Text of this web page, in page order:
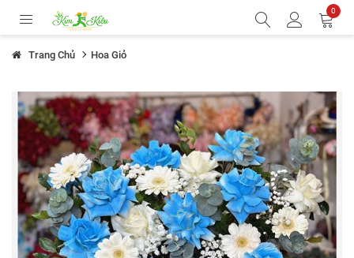
0
Trang Chủ Hoa Giỏ